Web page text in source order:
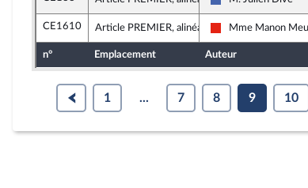
Les Républicains
CE1610 Article PREMIER, alinéa 6
La France
Mme Manon
n° Emplacement Auteur
1 ... 7 8 9 10